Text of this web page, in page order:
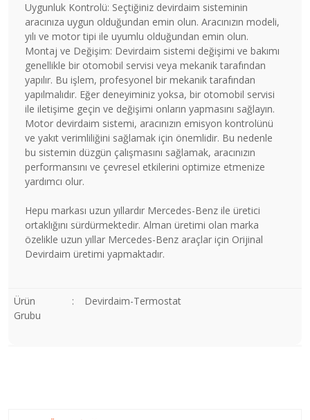
Uygunluk Kontrolü: Seçtiğiniz devirdaim sisteminin
aracınıza uygun olduğundan emin olun. Aracınızın modeli,
yılı ve motor tipi ile uyumlu olduğundan emin olun.
Montaj ve Değişim: Devirdaim sistemi değişimi ve bakımı
genellikle bir otomobil servisi veya mekanik tarafından
yapılır. Bu işlem, profesyonel bir mekanik tarafından
yapılmalıdır. Eğer deneyiminiz yoksa, bir otomobil servisi
ile iletişime geçin ve değişimi onların yapmasını sağlayın.
Motor devirdaim sistemi, aracınızın emisyon kontrolünü
ve yakıt verimliliğini sağlamak için önemlidir. Bu nedenle
bu sistemin düzgün çalışmasını sağlamak, aracınızın
performansını ve çevresel etkilerini optimize etmenize
yardımcı olur.
Hepu markası uzun yıllardır Mercedes-Benz ile üretici
ortaklığını sürdürmektedir. Alman üretimi olan marka
özelikle uzun yıllar Mercedes-Benz araçlar için Orijinal
Devirdaim üretimi yapmaktadır.
Ürün
Grubu
: Devirdaim-Termostat